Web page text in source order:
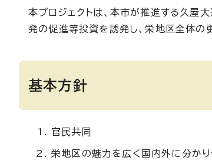
本プロジェクトは、本市が推進する久屋
発の促進等投資を誘発し、栄地区全体の
基本方針
官民共同
栄地区の魅力を広く国内外に分か